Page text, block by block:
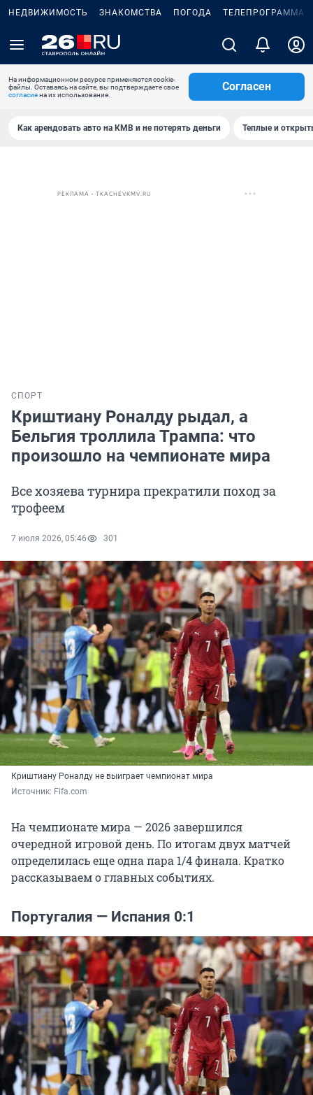
НЕДВИЖИМОСТЬ ЗНАКОМСТВА ПОГОДА ТЕЛЕПРОГРАММА
На информационном ресурсе применяются cookie-
файлы. Оставаясь на сайте, вы подтверждаете свое
согласиена их использование.
Согласен
Как арендовать авто на КМВ и не потерять деньги Теплые и
РЕКЛАМА • TKACHEVKMV.RU
СПОРТ
Криштиану Роналду рыдал, а
Бельгия троллила Трампа: что
произошло на чемпионате мира
Все хозяева турнира прекратили поход за
трофеем
7 июля 2026, 05:46 301
Криштиану Роналду не выиграет чемпионат мира
Источник: Fifa.com
На чемпионате мира — 2026 завершился
очередной игровой день. По итогам двух матчей
определилась еще одна пара 1/4 финала. Кратко
рассказываем о главных событиях.
Португалия — Испания 0:1